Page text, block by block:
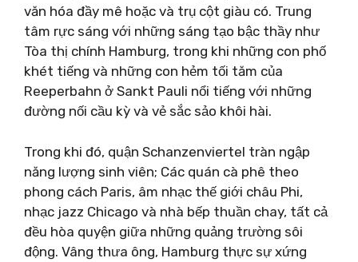
văn hóa đầy mê hoặc và trụ cột giàu có. Trung
tâm rực sáng với những sáng tạo bậc thầy như
Tòa thị chính Hamburg, trong khi những con phố
khét tiếng và những con hẻm tối tăm của
Reeperbahn ở Sankt Pauli nổi tiếng với những
đường nối cầu kỳ và vẻ sắc sảo khôi hài.
Trong khi đó, quận Schanzenviertel tràn ngập
năng lượng sinh viên; Các quán cà phê theo
phong cách Paris, âm nhạc thế giới châu Phi,
nhạc jazz Chicago và nhà bếp thuần chay, tất cả
đều hòa quyện giữa những quảng trường sôi
động. Vâng thưa ông, Hamburg thực sự xứng